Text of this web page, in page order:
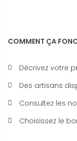
COMMENT ÇA
Décrivez votre
Des artisans
Consultez les
Choisissez le